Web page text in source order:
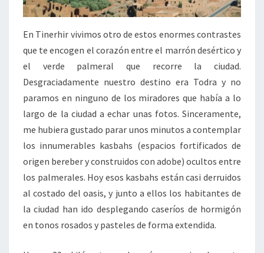
En Tinerhir vivimos otro de estos enormes contrastes
que te encogen el corazón entre el marrón desértico y
el verde palmeral que recorre la ciudad.
Desgraciadamente nuestro destino era Todra y no
paramos en ninguno de los miradores que había a lo
largo de la ciudad a echar unas fotos. Sinceramente,
me hubiera gustado parar unos minutos a contemplar
los innumerables kasbahs (espacios fortificados de
origen bereber y construidos con adobe) ocultos entre
los palmerales. Hoy esos kasbahs están casi derruidos
al costado del oasis, y junto a ellos los habitantes de
la ciudad han ido desplegando caseríos de hormigón
en tonos rosados y pasteles de forma extendida.